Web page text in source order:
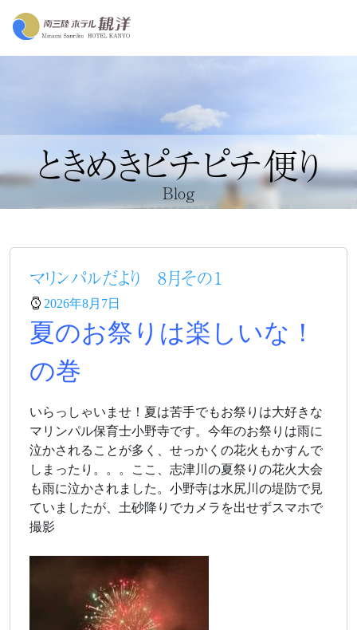
ときめきピチピチ便り
Blog
マリンパルだより 8月その１
2026年8月7日
夏のお祭りは楽しいな！
の巻
いらっしゃいませ！夏は苦手でもお祭りは大好きな
マリンパル保育士小野寺です。今年のお祭りは雨に
泣かされることが多く、せっかくの花火もかすんで
しまったり。。。ここ、志津川の夏祭りの花火大会
も雨に泣かされました。小野寺は水尻川の堤防で見
ていましたが、土砂降りでカメラを出せずスマホで
撮影